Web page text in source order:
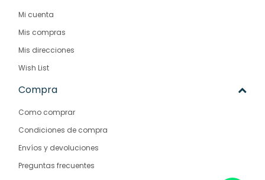
Mi cuenta
Mis compras
Mis direcciones
Wish List
Compra
Como comprar
Condiciones de compra
Envíos y devoluciones
Preguntas frecuentes